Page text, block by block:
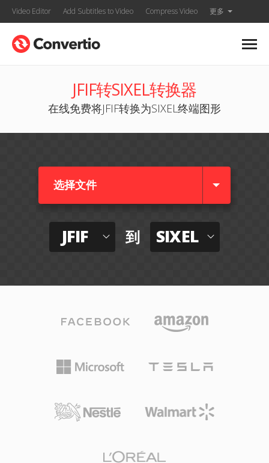
Video Editor Add Subtitles to Video Compress Video 更多
JFIF转SIXEL转换器
在线免费将JFIF转换为SIXEL终端图形
选择文件
JFIF 到 SIXEL